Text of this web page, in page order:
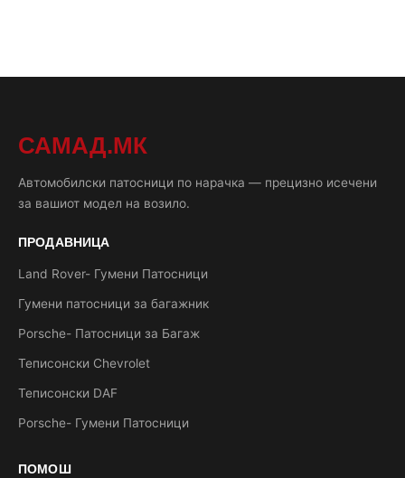
САМАД.МК
Автомобилски патосници по нарачка — прецизно исечени
за вашиот модел на возило.
ПРОДАВНИЦА
Land Rover- Гумени Патосници
Гумени патосници за багажник
Porsche- Патосници за Багаж
Теписонски Chevrolet
Теписонски DAF
Porsche- Гумени Патосници
ПОМОШ